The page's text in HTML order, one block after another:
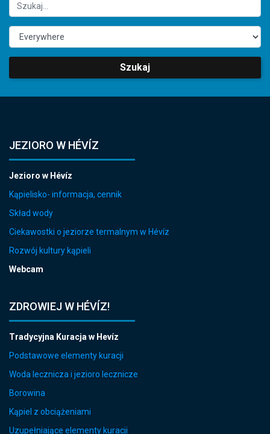
Szukaj
JEZIORO W HÉVÍZ
Jezioro w Hévíz
Kąpielisko- informacja, cennik
Skład wody
Ciekawostki o jeziorze termalnym w Hévíz
Rozwój kultury kąpieli
Webcam
ZDROWIEJ W HÉVÍZ!
Tradycyjna Kuracja w Hevíz
Podstawowe elementy kuracji
Woda lecznicza i jezioro lecznicze
Borowina
Kąpiel z obciążeniami
Uzupełniające elementy kuracji